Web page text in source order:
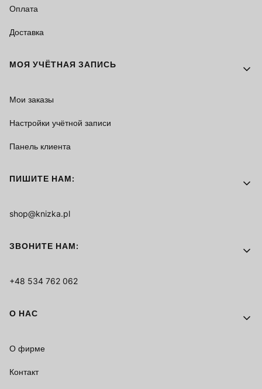
Оплата
Доставка
МОЯ УЧЁТНАЯ ЗАПИСЬ
Мои заказы
Настройки учётной записи
Панель клиента
ПИШИТЕ НАМ:
shop@knizka.pl
ЗВОНИТЕ НАМ:
+48 534 762 062
О НАС
О фирме
Контакт